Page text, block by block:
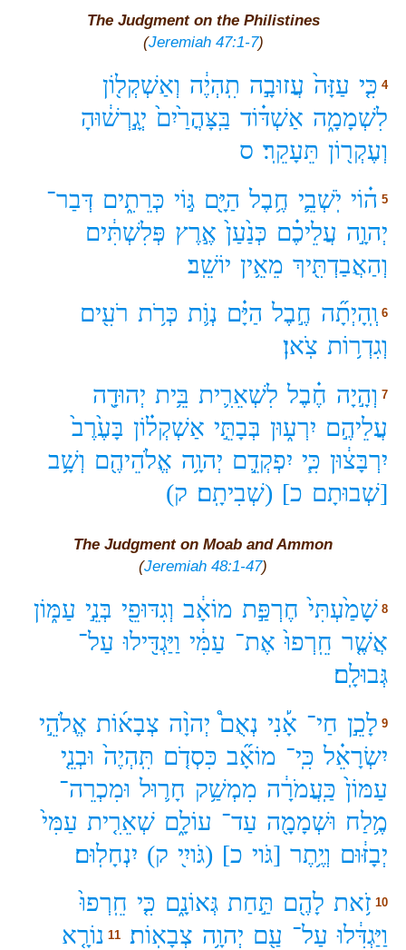
The Judgment on the Philistines
(Jeremiah 47:1-7)
4 כִּ֤י עַזָּה֙ עֲזוּבָ֣ה תִֽהְיֶ֔ה וְאַשְׁקְל֖וֹן
לִשְׁמָמָ֑ה אַשְׁדּ֗וֹד בַּֽצָּהֳרַ֙יִם֙ יְגָ֣רְשׁ֔וּהָ
וְעֶקְר֖וֹן תֵּעָקֵֽר׃ ס
5 ה֗וֹי יֹֽשְׁבֵ֛י חֶ֥בֶל הַיָּ֖ם גּ֣וֹי כְּרֵתִ֑ים דְּבַר־
יְהוָ֣ה עֲלֵיכֶ֗ם כְּנַ֙עַן֙ אֶ֣רֶץ פְּלִשְׁתִּ֔ים
וְהַאֲבַדְתִּ֖יךְ מֵאֵ֥ין יוֹשֵֽׁב׃
6 וְֽהָיְתָ֞ה חֶ֣בֶל הַיָּ֗ם נְוֹ֛ת כְּרֹ֥ת רֹעִ֖ים
וְגִדְר֥וֹת צֹֽאן׃
7 וְהָ֣יָה חֶ֗בֶל לִשְׁאֵרִ֛ית בֵּ֥ית יְהוּדָ֖ה
עֲלֵיהֶ֣ם יִרְע֑וּן בְּבָתֵּ֣י אַשְׁקְל֗וֹן בָּעֶ֙רֶב֙
יִרְבָּצ֔וּן כִּ֧י יִפְקְדֵ֛ם יְהוָ֥ה אֱלֹהֵיהֶ֖ם וְשָׁ֥ב
[שְׁבוּתָם כ] (שְׁבִיתָֽם׃ ק)
The Judgment on Moab and Ammon
(Jeremiah 48:1-47)
8 שָׁמַ֙עְתִּי֙ חֶרְפַּ֣ת מוֹאָ֔ב וְגִדּוּפֵ֖י בְּנֵ֣י עַמּ֑וֹן
אֲשֶׁ֤ר חֵֽרְפוּ֙ אֶת־ עַמִּ֔י וַיַּגְדִּ֖ילוּ עַל־
גְּבוּלָֽם׃
9 לָכֵ֣ן חַי־ אָ֡נִי נְאֻם֩ יְהוָ֨ה צְבָא֜וֹת אֱלֹהֵ֣י
יִשְׂרָאֵ֗ל כִּֽי־ מוֹאָ֞ב כִּסְדֹ֤ם תִּֽהְיֶה֙ וּבְנֵ֤י
עַמּוֹן֙ כַּֽעֲמֹרָ֔ה מִמְשַׁ֥ק חָר֛וּל וּמִכְרֵה־
מֶ֥לַח וּשְׁמָמָ֖ה עַד־ עוֹלָ֑ם שְׁאֵרִ֤ית עַמִּי֙
יְבָזּ֔וּם וְיֶ֥תֶר [גֹּוי כ] (גֹּויִ֖י ק) יִנְחָלֽוּם׃
10 זֹ֥את לָהֶ֖ם תַּ֣חַת גְּאוֹנָ֑ם כִּ֤י חֵֽרְפוּ֙
וַיַּגְדִּ֔לוּ עַל־ עַ֖ם יְהוָ֥ה צְבָאֽוֹת׃ 11 נוֹרָ֤א